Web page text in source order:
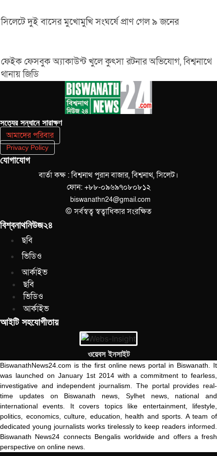
সিলেটে দুই বাসের মুখোমুখি সংঘর্ষে প্রাণ গেল ৯ জনের
ফেইক ফেসবুক অ্যাকাউন্ট খুলে কুৎসা রটনার অভিযোগ, বিশ্বনাথে
থানায় জিডি
সত‌্যের সন্ধানে সারাক্ষণ
আমাদের পরিবার
Privacy Policy
যোগাযোগ
বার্তা কক্ষ : বিশ্বনাথ পুরান বাজার, বিশ্বনাথ, সিলেট।
ফোন: +৮৮-০৯৬৯৭০৮০৮১২
biswanathn24@gmail.com
© সর্বস্বত্ব স্বত্বাধিকার সংরক্ষিত
বিশ্বনাথনিউজ২৪
ছবি
ভিডিও
আর্কাইভ
ছবি
ভিডিও
আর্কাইভ
আইটি সহযোগীতায়
ওয়েবস ইনসাইট
BiswanathNews24.com is the first online news portal in Biswanath. It
was launched on January 1st 2014 with a commitment to fearless,
investigative and independent journalism. The portal provides real-
time updates on Biswanath news, Sylhet news, national and
international events. It covers topics like entertainment, lifestyle,
politics, economics, culture, education, health and sports. A team of
dedicated young journalists works tirelessly to keep readers informed.
Biswanath News24 connects Bengalis worldwide and offers a fresh
perspective on online news.